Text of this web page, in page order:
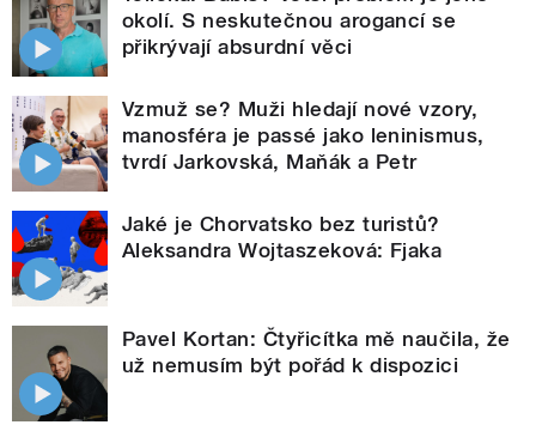
okolí. S neskutečnou arogancí se
přikrývají absurdní věci
Vzmuž se? Muži hledají nové vzory,
manosféra je passé jako leninismus,
tvrdí Jarkovská, Maňák a Petr
Jaké je Chorvatsko bez turistů?
Aleksandra Wojtaszeková: Fjaka
Pavel Kortan: Čtyřicítka mě naučila, že
už nemusím být pořád k dispozici